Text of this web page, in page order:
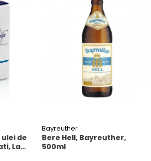
de
La
Bayreuther
Bere Hell, Bayreuther,
500ml